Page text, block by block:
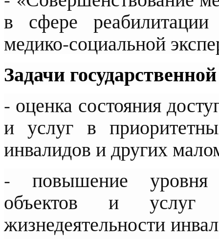
в сфере
медико-социальной
Задачи
- оценка состояния
и услуг в
инвалидов и других
- повышение уровня
объектов и услуг
жизнедеятельности